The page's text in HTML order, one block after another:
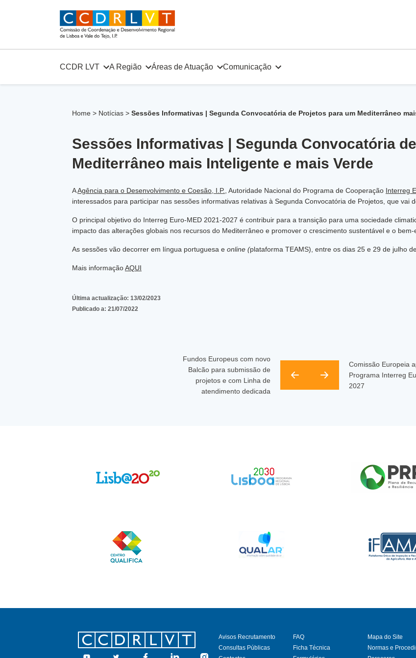
CCDR LVT A Região Áreas de Atuação Comunicação
Home > Notícias > Sessões Informativas | Segunda Convocatória de Projetos para um Mediterrâneo
Sessões Informativas | Segunda Convocatória
Mediterrâneo mais Inteligente e mais Verde
AAgência para o Desenvolvimento e Coesão, I.P. , Autoridade Nacional do Programa de Cooperação Interreg
interessados para participar nas sessões informativas relativas à Segunda Convocatória de Projetos, que vai
O principal objetivo do Interreg Euro-MED 2021-2027 é contribuir para a transição para uma sociedade
impacto das alterações globais nos recursos do Mediterrâneo e promover o crescimento sustentável e o bem-
As sessões vão decorrer em língua portuguesa e online (plataforma TEAMS), entre os dias 25 e 29 de julho
Mais informaçãoAQUI
Última actualização: 13/02/2023
Publicado a: 21/07/2022
Fundos Europeus com novo
Balcão para submissão de
projetos e com Linha de
atendimento dedicada
Comissão Europeia
Programa Interreg
2027
Footer
Avisos Recrutamento
Consultas Públicas
FAQ
Ficha Técnica
Mapa do Site
Normas e